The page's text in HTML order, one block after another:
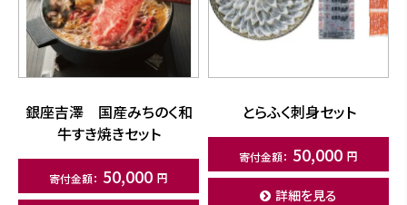
銀座吉澤 国産みちのく和
牛すき焼きセット
50,000
とらふく刺身セット
50,000
詳細を見る